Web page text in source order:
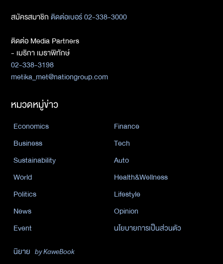
สมัครสมาชิกติดต่อเบอร์ 02-338-3000
ติดต่อ Media Partners
- เมธิกา เมธาพิทักษ์
02-338-3198
metika_met@nationgroup.com
หมวดหมู่ข่าว
Economics
Finance
Business
Tech
Sustainability
Auto
World
Health&Wellness
Politics
Lifestyle
News
Opinion
Event
นโยบายการเป็นส่วนตัว
นิยาย by KaweBook